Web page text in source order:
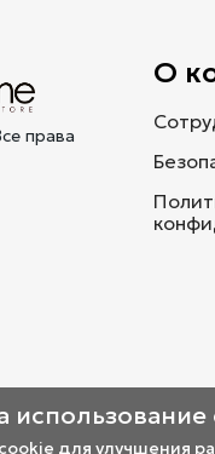
права
О
для улучшения